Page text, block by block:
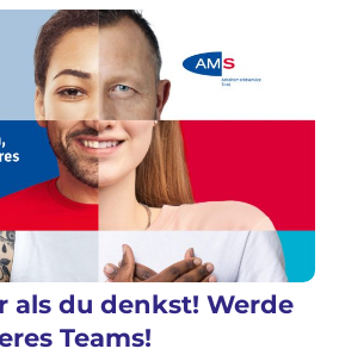
als du denkst! Werde
Teams!